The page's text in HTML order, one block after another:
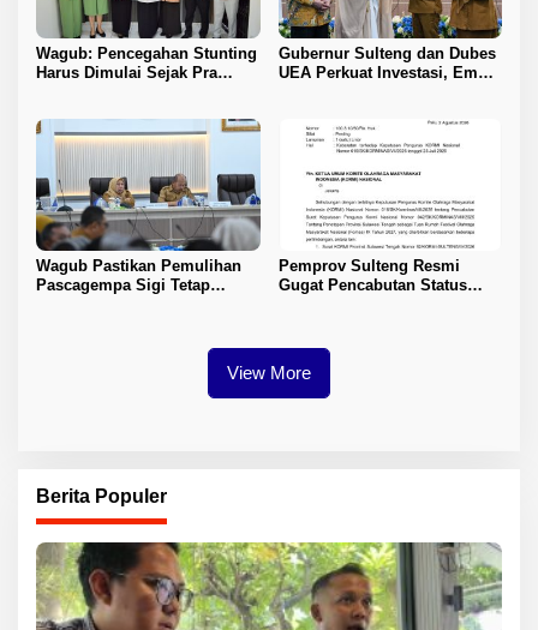
Wagub: Pencegahan Stunting
Harus Dimulai Sejak Pra
Gubernur Sulteng dan Dubes
UEA Perkuat Investasi, Empat
Wagub Pastikan Pemulihan
Pascagempa Sigi Tetap
Pemprov Sulteng Resmi
Gugat Pencabutan Status
View More
Berita Populer